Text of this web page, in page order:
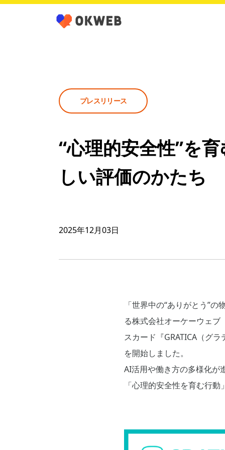
プレスリリース
“心理的安全性”を
しい評価のかたち
2025年12月03日
「世界中の“ありがとう”
る株式会社オーケーウェ
スカード『GRATICA（グ
を開始しました。
AI活用や働き方の多様化が
「心理的安全性を育む行